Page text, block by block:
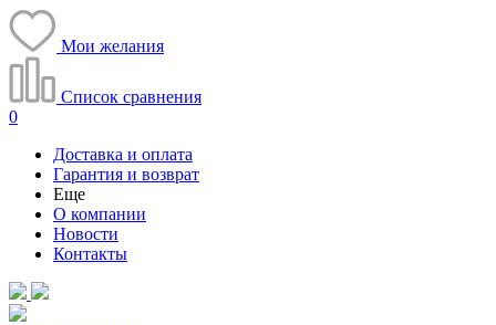
Мои желания
Список сравнения
0
Доставка и оплата
Гарантия и возврат
Еще
О компании
Новости
Контакты